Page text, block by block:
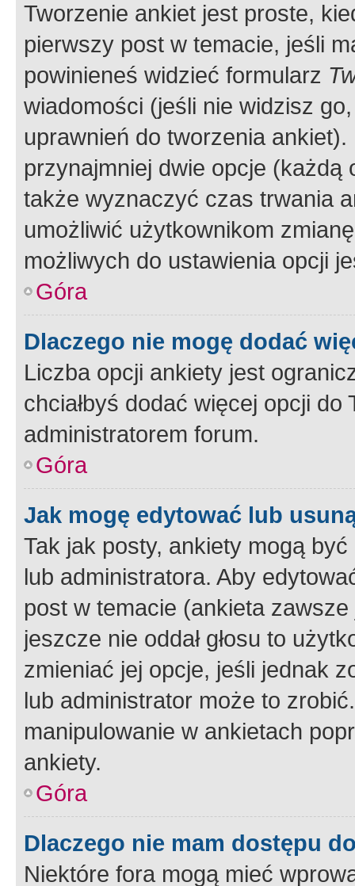
Tworzenie ankiet jest proste,
pierwszy post w temacie, jeśli
powinieneś widzieć formularz
wiadomości (jeśli nie widzisz
uprawnień do tworzenia
przynajmniej dwie opcje
także wyznaczyć czas trwania
umożliwić użytkownikom
możliwych do ustawienia opcji
Góra
Dlaczego nie mogę dodać
Liczba opcji ankiety jest
chciałbyś dodać więcej opcji
administratorem forum.
Góra
Jak mogę edytować lub
Tak jak posty, ankiety mogą
lub administratora. Aby
post w temacie (ankieta
jeszcze nie oddał głosu to
zmieniać jej opcje, jeśli jednak
lub administrator może to
manipulowanie w ankietach
ankiety.
Góra
Dlaczego nie mam dostępu
Niektóre fora mogą mieć